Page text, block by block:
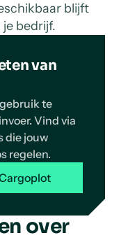
blijft
bedrijf.
van
te
Vind via
die jouw
regelen.
over